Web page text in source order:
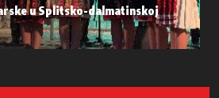
u Splitsko-dalmatinskoj